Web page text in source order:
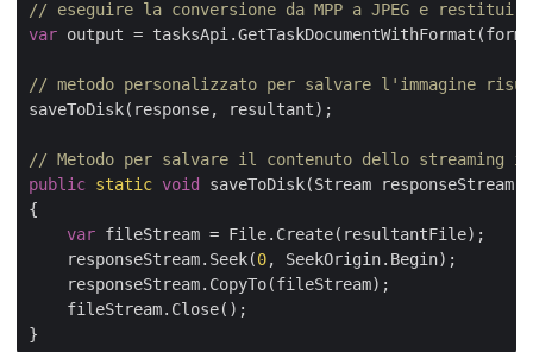
// eseguire la conversione da MPP a JPEG e
var output =
// metodo personalizzato per salvare l'immagine
saveToDisk(response, resultant);
// Metodo per salvare il contenuto dello
public static void
saveToDisk(Stream responseStream,
{
var fileStream = File.Create(resultantFile);
    responseStream.Seek(
0, SeekOrigin.Begin);
    responseStream.CopyTo(fileStream);
    fileStream.Close();